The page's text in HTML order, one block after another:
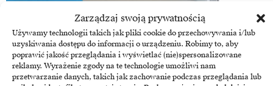
Zarządzaj swoją prywatnością
Używamy technologii takich jak pliki cookie do przechowywania i/lub
uzyskiwania dostępu do informacji o urządzeniu. Robimy to, aby
poprawić jakość przeglądania i wyświetlać (nie)spersonalizowane
reklamy. Wyrażenie zgody na te technologie umożliwi nam
przetwarzanie danych, takich jak zachowanie podczas przeglądania lub
Sony powiększa ofertę monitorów profesjonalnych
BRAVIA 4K o nową serię EZ20L
Firma Sony zapowiedziała powiększenie rodziny monitorów
profesjonalnych BRAVIA 4K o nową serię EZ20L, dopełniającą